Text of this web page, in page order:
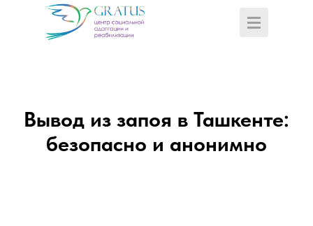
Вывод из запоя в Ташкенте:
безопасно и анонимно